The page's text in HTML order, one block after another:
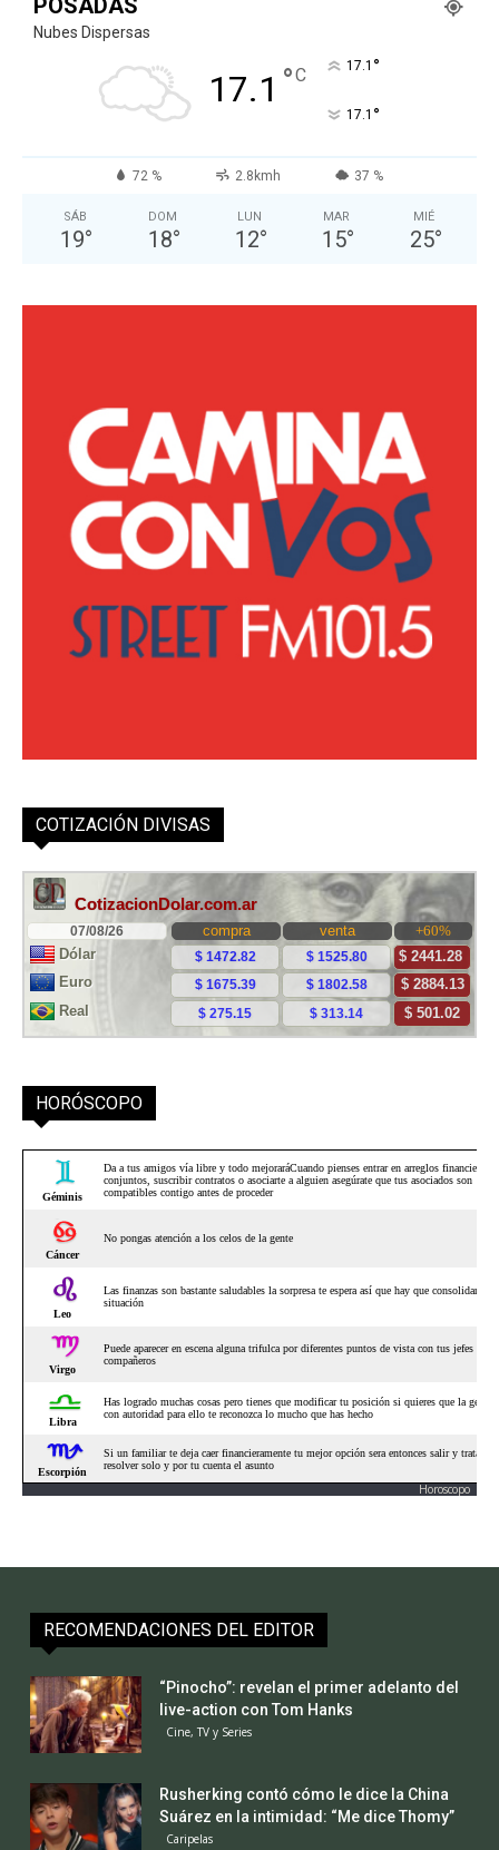
POSADAS
Nubes Dispersas
17.1 °C 17.1 °
17.1 °
72 % 2.8kmh 37 %
SÁB
19°
DOM
18°
LUN
12°
MAR
15°
MIÉ
25°
COTIZACIÓN DIVISAS
HORÓSCOPO
Horoscopo
RECOMENDACIONES DEL EDITOR
“Pinocho”: revelan el primer adelanto del
live-action con Tom Hanks
Cine, TV y Series
Rusherking contó cómo le dice la China
Suárez en la intimidad: “Me dice Thomy”
Caripelas